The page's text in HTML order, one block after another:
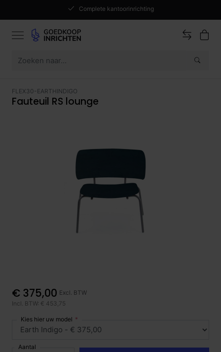
Complete kantoorinrichting
FLEX30-EARTHINDIGO
Fauteuil RS lounge
€ 375,00 Excl. BTW
Incl. BTW: € 453,75
Kies hier uw model
Aantal